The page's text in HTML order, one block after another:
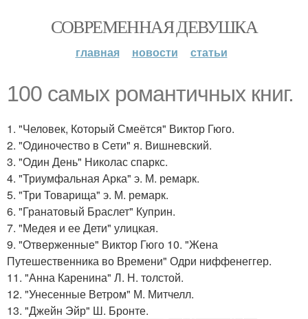
СОВРЕМЕННАЯ ДЕВУШКА
главная новости статьи
100 самых романтичных книг.
1. "Человек, Который Смеётся" Виктор Гюго.
2. "Одиночество в Сети" я. Вишневский.
3. "Один День" Николас спаркс.
4. "Триумфальная Арка" э. М. ремарк.
5. "Три Товарища" э. М. ремарк.
6. "Гранатовый Браслет" Куприн.
7. "Медея и ее Дети" улицкая.
9. "Отверженные" Виктор Гюго 10. "Жена
Путешественника во Времени" Одри ниффенеггер.
11. "Анна Каренина" Л. Н. толстой.
12. "Унесенные Ветром" М. Митчелл.
13. "Джейн Эйр" Ш. Бронте.